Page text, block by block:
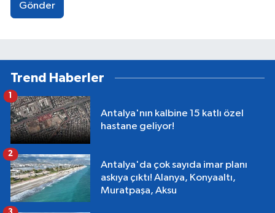
Gönder
Trend Haberler
Antalya'nın kalbine 15 katlı özel
hastane geliyor!
1
Antalya'da çok sayıda imar planı
askıya çıktı! Alanya, Konyaaltı,
Muratpaşa, Aksu
2